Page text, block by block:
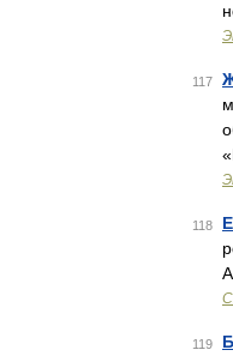
117
118
119